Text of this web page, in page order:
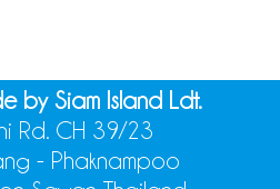
by Siam Island Ldt.
Rd. CH 39/23
- Phaknampoo